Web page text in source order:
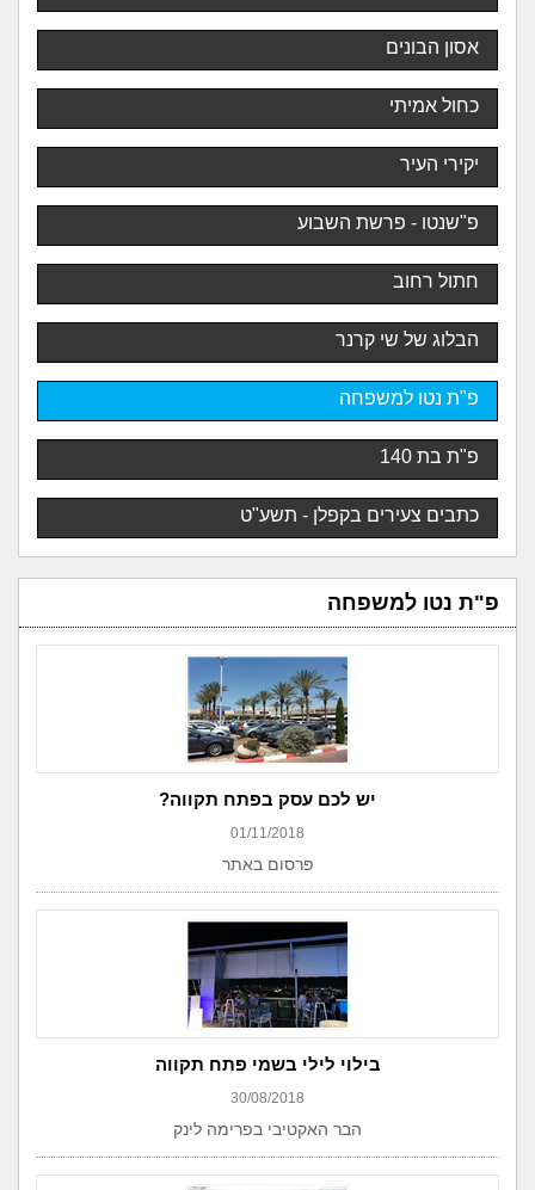
אסון הבונים
כחול אמיתי
יקירי העיר
פ"שנטו - פרשת השבוע
חתול רחוב
הבלוג של שי קרנר
פ"ת נטו למשפחה
פ"ת בת 140
כתבים צעירים בקפלן - תשע"ט
פ"ת נטו למשפחה
יש לכם עסק בפתח תקווה?
01/11/2018
פרסום באתר
בילוי לילי בשמי פתח תקווה
30/08/2018
הבר האקטיבי בפרימה לינק